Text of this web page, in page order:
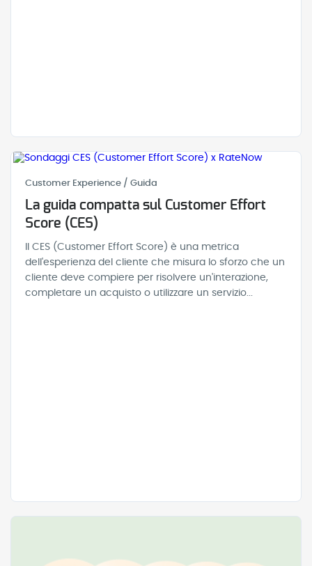
Customer Experience / Guida
La guida compatta sul Customer Effort
Score (CES)
Il CES (Customer Effort Score) è una metrica
dell'esperienza del cliente che misura lo sforzo che un
cliente deve compiere per risolvere un'interazione,
completare un acquisto o utilizzare un servizio...